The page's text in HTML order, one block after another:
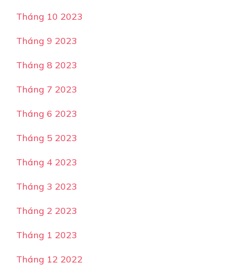
Tháng 10 2023
Tháng 9 2023
Tháng 8 2023
Tháng 7 2023
Tháng 6 2023
Tháng 5 2023
Tháng 4 2023
Tháng 3 2023
Tháng 2 2023
Tháng 1 2023
Tháng 12 2022